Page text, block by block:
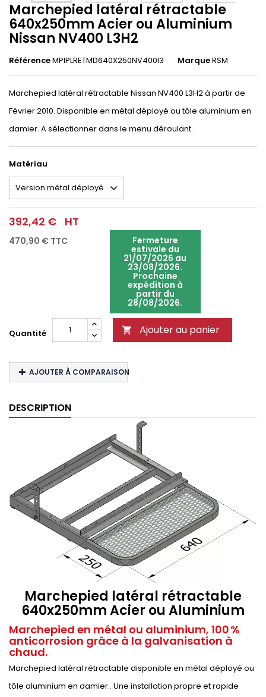
Marchepied latéral rétractable
640x250mm Acier ou Aluminium
Nissan NV400 L3H2
RéférenceMPIPLRETMD640X250NV400l3 MarqueRSM
Marchepied latéral rétractable Nissan NV400 L3H2 à partir de
Février 2010. Disponible en métal déployé ou tôle aluminium en
damier. A sélectionner dans le menu déroulant.
Matériau
392,42 € HT
470,90 € TTC Fermeture
estivale du
21/07/2026 au
23/08/2026.
Prochaine
expédition à
partir du
28/08/2026.
Quantité  Ajouter au panier
AJOUTER À COMPARAISON
DESCRIPTION
Marchepied latéral rétractable
640x250mm Acier ou Aluminium
Marchepied en métal ou aluminium, 100 %
anticorrosion grâce à la galvanisation à
chaud.
Marchepied latéral rétractable disponible en métal déployé ou
tôle aluminium en damier.. Une installation propre et rapide